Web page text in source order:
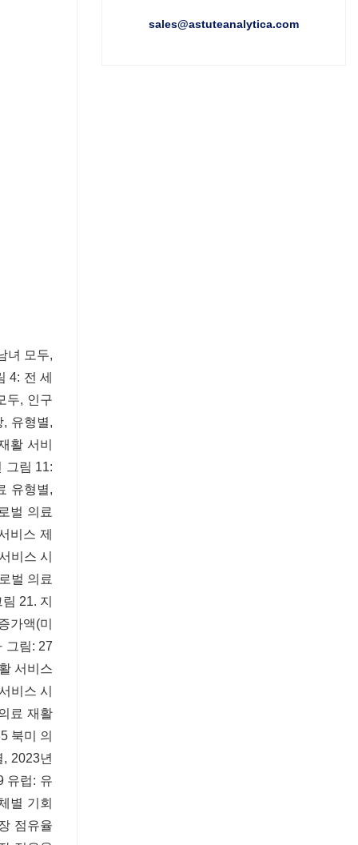
녀 모두,
4: 전 세
두, 인구
유형별,
활 서비
그림 11:
유형별,
벌 의료
비스 제
비스 시
벌 의료
21. 지
가액(미
그림: 27
서비스
비스 시
료 재활
북미 의
2023년
유럽: 유
별 기회
점유율
sales@astuteanalytica.com